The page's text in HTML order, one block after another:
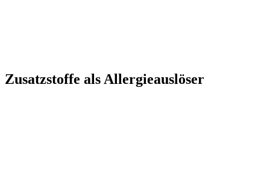
Zusatzstoffe als Allergieauslöser